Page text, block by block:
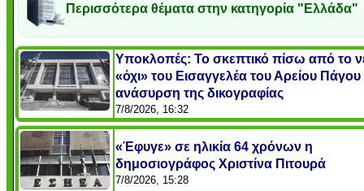
Περισσότερα θέματα στην κατηγορία "Ελλάδα"
Υποκλοπές: Το σκεπτικό πίσω από το
«όχι» του Εισαγγελέα του Αρείου
ανάσυρση της δικογραφίας
7/8/2026, 16:32
«Έφυγε» σε ηλικία 64 χρόνων η
δημοσιογράφος Χριστίνα Πιτουρά
7/8/2026, 15:28